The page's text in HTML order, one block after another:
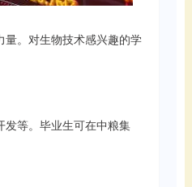
。对生物技术感兴趣的学
发等。毕业生可在中粮集